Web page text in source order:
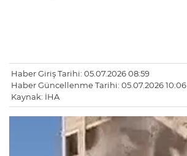
Haber Giriş Tarihi: 05.07.2026 08:59
Haber Güncellenme Tarihi: 05.07.2026 10:06
Kaynak: İHA